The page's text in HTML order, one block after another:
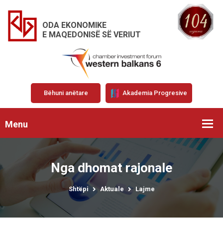
ODA EKONOMIKE
E MAQEDONISË SË VERIUT
Bëhuni anëtare Akademia Progresive
Menu
Nga dhomat rajonale
Shtëpi Aktuale Lajme